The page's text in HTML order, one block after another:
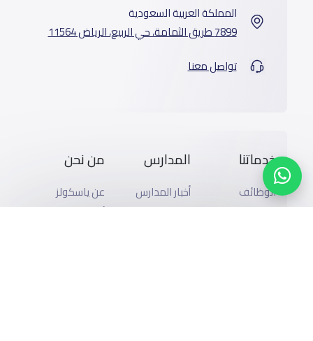
المملكة العربية السعودية
7899 طريق الثمامة، حي الربيع، الرياض 11564
تواصل معنا
خدماتنا
الوظائف
المتاجر
المدارس
أخبار المدارس
دليل المدارس
من نحن
عن ياسكولز
أخبار ياسكولز